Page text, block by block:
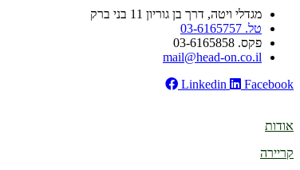
מגדלי ויטה, דרך בן גוריון 11 בני ברק
טל. 03-6165757
פקס. 03-6165858
mail@head-on.co.il
Linkedin
Facebook
אודות
קריירה